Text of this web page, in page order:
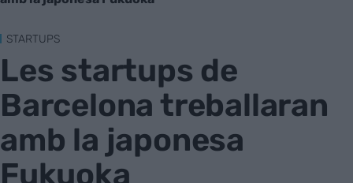
STARTUPS
Les startups de
Barcelona treballaran
amb la japonesa
Fukuoka